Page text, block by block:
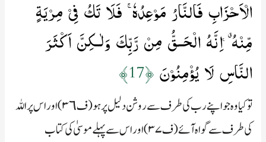
الۡاَحۡزَابِ فَالنَّارُ مَوۡعِدُهٗ​ ۚ فَلَا تَكُ فِىۡ مِرۡيَةٍ
مِّنۡهُ​ اِنَّهُ الۡحَـقُّ مِنۡ رَّبِّكَ وَلٰـكِنَّ اَكۡثَرَ
النَّاسِ لَا يُؤۡمِنُوۡنَ‏﴿17﴾
تو کیا وہ جو اپنے رب کی طرف سے روشن دلیل پر ہو (ف۳٦) اور اس پر اللہ
کی طرف سے گواہ آئے (ف۳۷) اور اس سے پہلے موسیٰ کی کتاب